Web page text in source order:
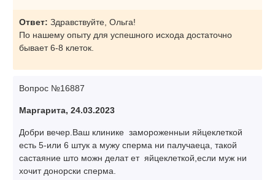
Ответ: Здравствуйте, Ольга!
По нашему опыту для успешного исхода достаточно
бывает 6-8 клеток.
Вопрос №16887
Маргарита, 24.03.2023
Добри вечер.Ваш клинике замороженныи яйцеклеткой
есть 5-или 6 штук а мужу сперма ни палучаеца, такой
састаяние што можн делат ет яйцеклеткой,если муж ни
хочит донорски сперма.